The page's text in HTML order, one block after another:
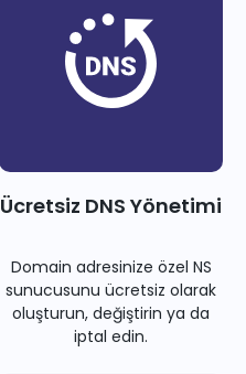
Ücretsiz DNS Yönetimi
Domain adresinize özel NS
sunucusunu ücretsiz olarak
oluşturun, değiştirin ya da
iptal edin.